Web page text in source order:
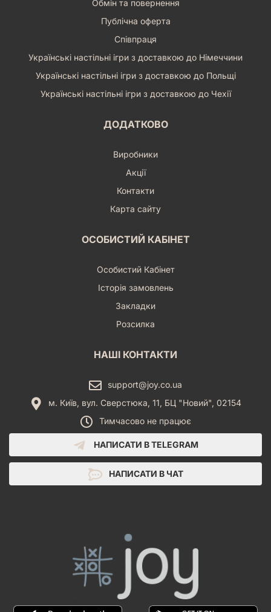
Обмін та повернення
Публічна оферта
Співпраця
Українські настільні ігри з доставкою до Німеччини
Українські настільні ігри з доставкою до Польщі
Українські настільні ігри з доставкою до Чехії
ДОДАТКОВО
Виробники
Акції
Контакти
Карта сайту
ОСОБИСТИЙ КАБІНЕТ
Особистий Кабінет
Історія замовлень
Закладки
Розсилка
НАШІ КОНТАКТИ
support@joy.co.ua
м. Київ, вул. Сверстюка, 11, БЦ "Новий", 02154
Тимчасово не працює
НАПИСАТИ В TELEGRAM
НАПИСАТИ В ЧАТ